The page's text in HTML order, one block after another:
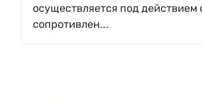
осуществляется под действием
сопротивлен...